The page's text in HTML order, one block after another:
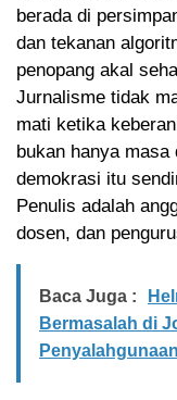
berada di
dan tekanan
penopang akal
Jurnalisme tidak
mati ketika
bukan hanya
demokrasi itu
Penulis adalah
dosen, dan
Baca Juga :
Bermasalah di